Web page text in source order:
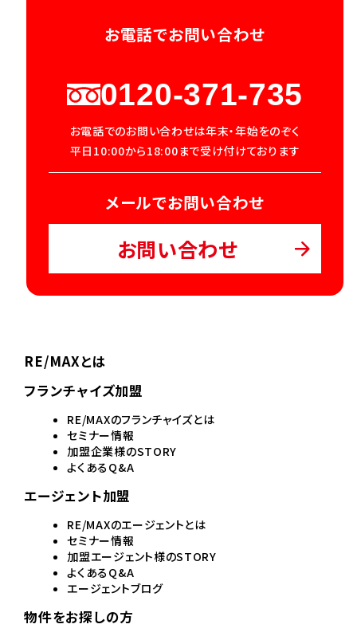
お電話でお問い合わせ
0120-371-735
お電話でのお問い合わせは年末・年始をのぞく
平日10:00から18:00まで受け付けております
メールでお問い合わせ
お問い合わせ
RE/MAXとは
フランチャイズ加盟
RE/MAXのフランチャイズとは
セミナー情報
加盟企業様のSTORY
よくあるQ&A
エージェント加盟
RE/MAXのエージェントとは
セミナー情報
加盟エージェント様のSTORY
よくあるQ&A
エージェントブログ
物件をお探しの方